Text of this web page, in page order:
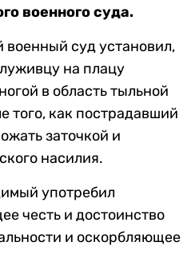
военного суда.
суд установил,
на плацу
в область тыльной
того, как пострадавший
заточкой и
насилия.
употребил
честь и достоинство
и оскорбляющее